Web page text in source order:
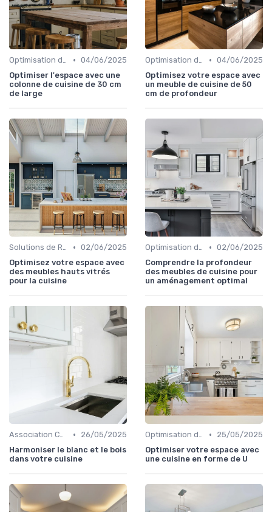
Optimisation de l'Espace • 04/06/2025
Optimiser l'espace avec une
colonne de cuisine de 30 cm
de large
Optimisation de l'Espace • 04/06/2025
Optimisez votre espace avec
un meuble de cuisine de 50
cm de profondeur
Solutions de Rangement Intelligentes • 02/06/2025
Optimisez votre espace avec
des meubles hauts vitrés
pour la cuisine
Optimisation de l'Espace • 02/06/2025
Comprendre la profondeur
des meubles de cuisine pour
un aménagement optimal
Association Couleurs et Matériaux •
26/05/2025
Harmoniser le blanc et le bois
dans votre cuisine
Optimisation de l'Espace •
25/05/2025
Optimiser votre espace avec
une cuisine en forme de U